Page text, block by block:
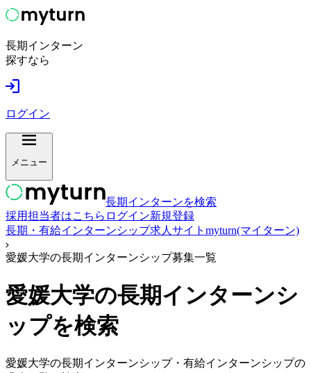
長期インターン
探すなら
ログイン
メニュー
長期インターンを検索
採用担当者はこちら ログイン新規登録
長期・有給インターンシップ求人サイトmyturn(マイターン)
愛媛大学の長期インターンシップ募集一覧
愛媛大学の長期インターンシ
ップを検索
愛媛大学の長期インターンシップ・有給インターンシップの